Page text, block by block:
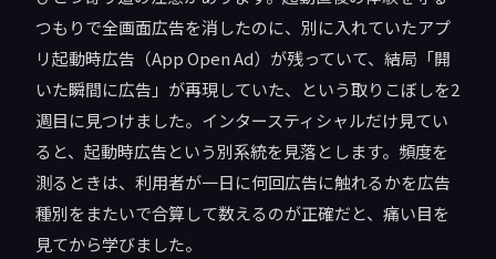
つもりで全画面広告を消したのに、別に入れていたアプ
リ起動時広告（App Open Ad）が残っていて、結局「開
いた瞬間に広告」が再現していた、という取りこぼしを2
週目に見つけました。インタースティシャルだけ見てい
ると、起動時広告という別系統を見落とします。頻度を
測るときは、利用者が一日に何回広告に触れるかを広告
種別をまたいで合算して数えるのが正確だと、痛い目を
見てから学びました。